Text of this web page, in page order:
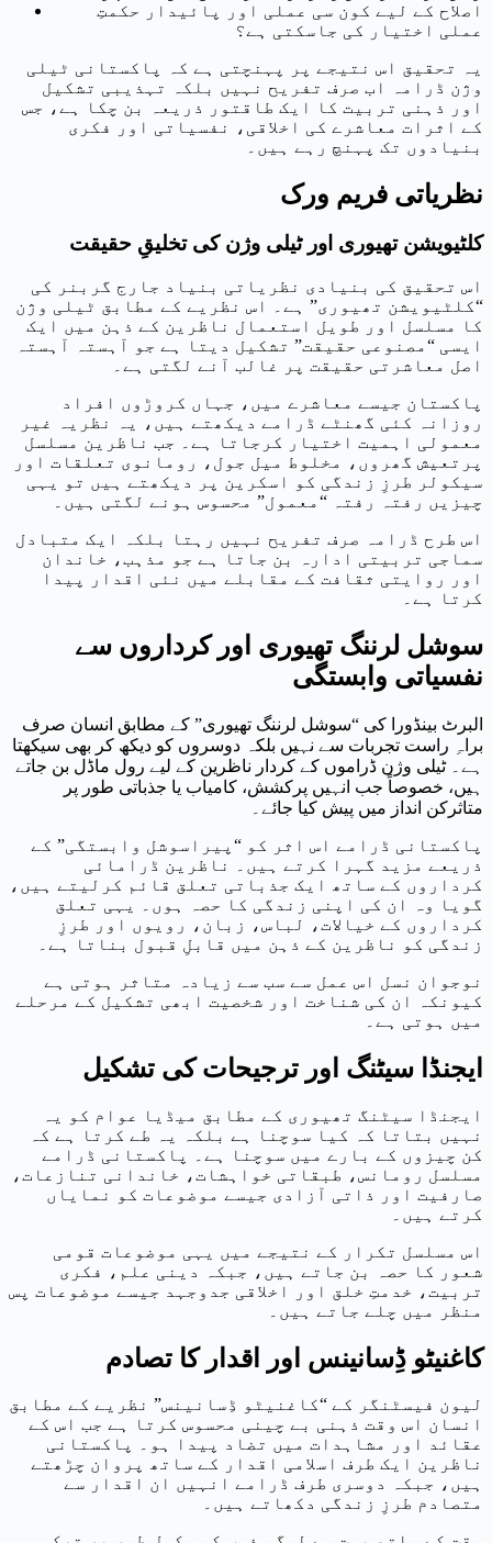
اصلاح کے لیے کون سی عملی اور پائیدار حکمتِ
عملی اختیار کی جاسکتی ہے؟
یہ تحقیق اس نتیجے پر پہنچتی ہے کہ پاکستانی ٹیلی
وژن ڈرامہ اب صرف تفریح نہیں بلکہ تہذیبی تشکیل
اور ذہنی تربیت کا ایک طاقتور ذریعہ بن چکا ہے، جس
کے اثرات معاشرے کی اخلاقی، نفسیاتی اور فکری
بنیادوں تک پہنچ رہے ہیں۔
نظریاتی فریم ورک
کلٹیویشن تھیوری اور ٹیلی وژن کی تخلیقِ حقیقت
اس تحقیق کی بنیادی نظریاتی بنیاد جارج گربنر کی
“کلٹیویشن تھیوری” ہے۔ اس نظریے کے مطابق ٹیلی وژن
کا مسلسل اور طویل استعمال ناظرین کے ذہن میں ایک
ایسی “مصنوعی حقیقت” تشکیل دیتا ہے جو آہستہ آہستہ
اصل معاشرتی حقیقت پر غالب آنے لگتی ہے۔
پاکستان جیسے معاشرے میں، جہاں کروڑوں افراد
روزانہ کئی گھنٹے ڈرامے دیکھتے ہیں، یہ نظریہ غیر
معمولی اہمیت اختیار کرجاتا ہے۔ جب ناظرین مسلسل
پرتعیش گھروں، مخلوط میل جول، رومانوی تعلقات اور
سیکولر طرزِ زندگی کو اسکرین پر دیکھتے ہیں تو یہی
چیزیں رفتہ رفتہ “معمول” محسوس ہونے لگتی ہیں۔
اس طرح ڈرامہ صرف تفریح نہیں رہتا بلکہ ایک متبادل
سماجی تربیتی ادارہ بن جاتا ہے جو مذہب، خاندان
اور روایتی ثقافت کے مقابلے میں نئی اقدار پیدا
کرتا ہے۔
سوشل لرننگ تھیوری اور کرداروں سے
نفسیاتی وابستگی
البرٹ بینڈورا کی “سوشل لرننگ تھیوری” کے مطابق انسان صرف
براہِ راست تجربات سے نہیں بلکہ دوسروں کو دیکھ کر بھی سیکھتا
ہے۔ ٹیلی وژن ڈراموں کے کردار ناظرین کے لیے رول ماڈل بن جاتے
ہیں، خصوصاً جب انہیں پرکشش، کامیاب یا جذباتی طور پر
متاثرکن انداز میں پیش کیا جائے۔
پاکستانی ڈرامے اس اثر کو “پیراسوشل وابستگی” کے
ذریعے مزید گہرا کرتے ہیں۔ ناظرین ڈرامائی
کرداروں کے ساتھ ایک جذباتی تعلق قائم کرلیتے ہیں،
گویا وہ ان کی اپنی زندگی کا حصہ ہوں۔ یہی تعلق
کرداروں کے خیالات، لباس، زبان، رویوں اور طرزِ
زندگی کو ناظرین کے ذہن میں قابلِ قبول بناتا ہے۔
نوجوان نسل اس عمل سے سب سے زیادہ متاثر ہوتی ہے
کیونکہ ان کی شناخت اور شخصیت ابھی تشکیل کے مرحلے
میں ہوتی ہے۔
ایجنڈا سیٹنگ اور ترجیحات کی تشکیل
ایجنڈا سیٹنگ تھیوری کے مطابق میڈیا عوام کو یہ
نہیں بتاتا کہ کیا سوچنا ہے بلکہ یہ طے کرتا ہے کہ
کن چیزوں کے بارے میں سوچنا ہے۔ پاکستانی ڈرامے
مسلسل رومانس، طبقاتی خواہشات، خاندانی تنازعات،
صارفیت اور ذاتی آزادی جیسے موضوعات کو نمایاں
کرتے ہیں۔
اس مسلسل تکرار کے نتیجے میں یہی موضوعات قومی
شعور کا حصہ بن جاتے ہیں، جبکہ دینی علم، فکری
تربیت، خدمتِ خلق اور اخلاقی جدوجہد جیسے موضوعات پس
منظر میں چلے جاتے ہیں۔
کاغنیٹو ڈِسانینس اور اقدار کا تصادم
لیون فیسٹنگر کے “کاغنیٹو ڈِسانینس” نظریے کے مطابق
انسان اس وقت ذہنی بے چینی محسوس کرتا ہے جب اس کے
عقائد اور مشاہدات میں تضاد پیدا ہو۔ پاکستانی
ناظرین ایک طرف اسلامی اقدار کے ساتھ پروان چڑھتے
ہیں، جبکہ دوسری طرف ڈرامے انہیں ان اقدار سے
متصادم طرزِ زندگی دکھاتے ہیں۔